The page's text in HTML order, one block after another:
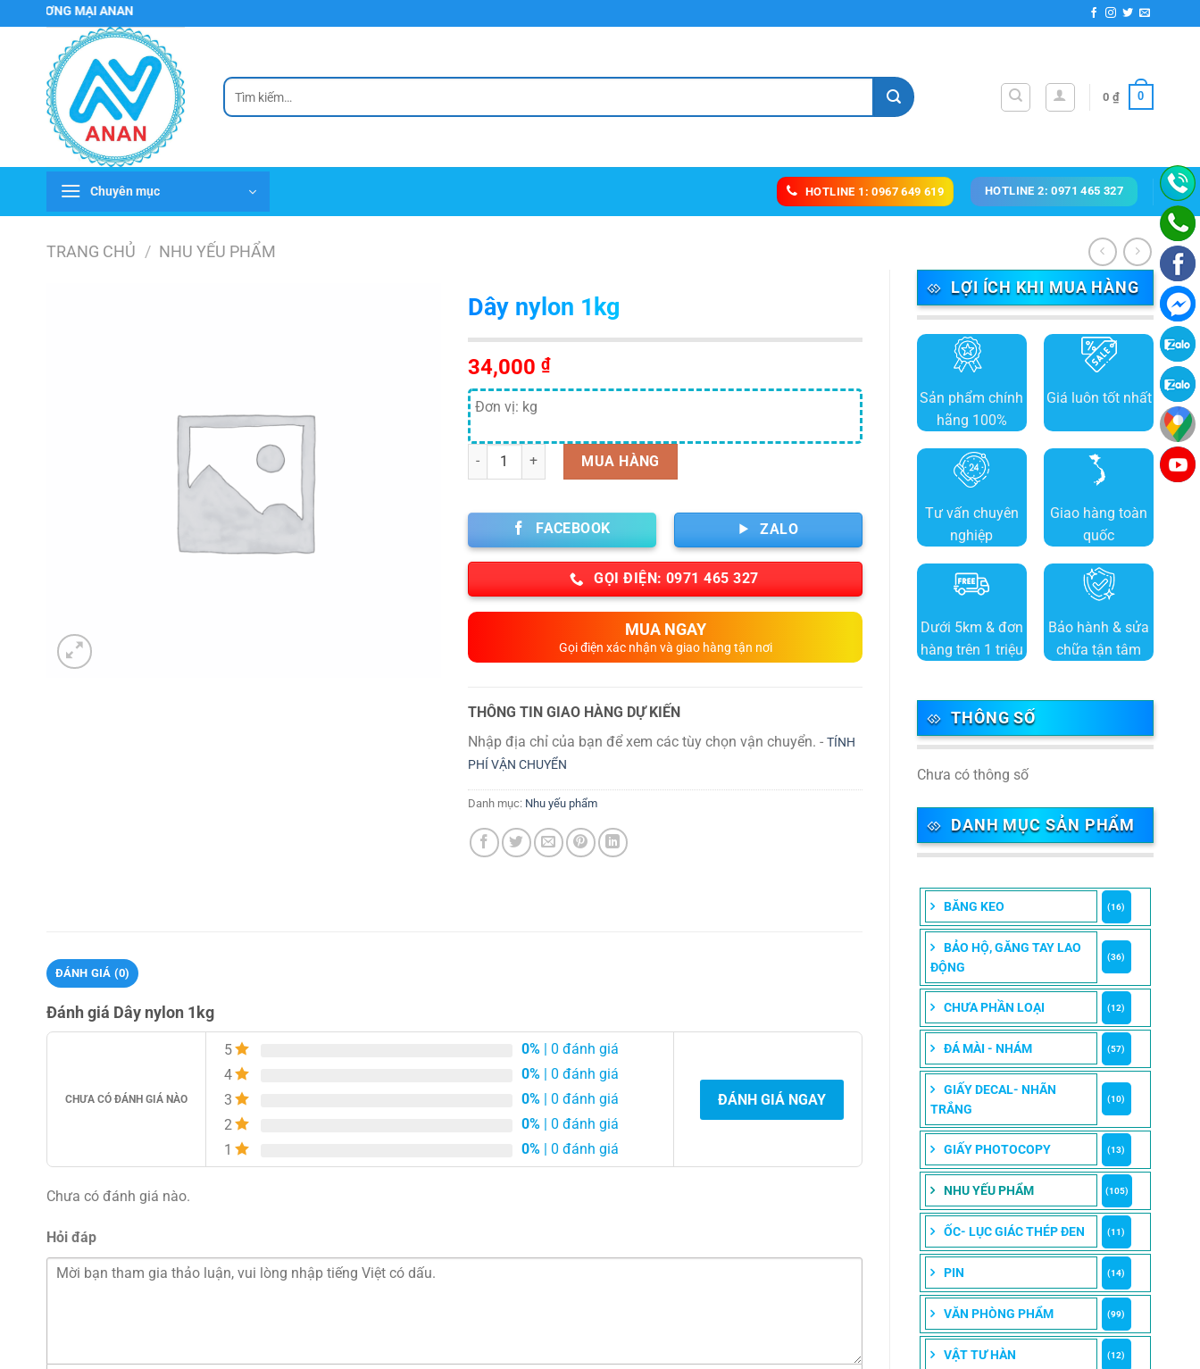
đến
MẠI ANAN
Tìm
kiếm:
0 ₫ 0
Chuyên mục HOTLINE 1: 0967 649 619 HOTLINE 2: 0971 465 327
TRANG CHỦ / NHU YẾU PHẨM
LỢI ÍCH KHI MUA HÀNG
Sản phẩm chính
hãng 100%
Giá luôn tốt nhất
Tư vấn chuyên
nghiệp
Giao hàng toàn
quốc
Dưới 5km & đơn
hàng trên 1 triệu
Bảo hành & sửa
chữa tận tâm
THÔNG SỐ
Chưa có thông số
DANH MỤC SẢN PHẨM
BĂNG KEO (16)
BẢO HỘ, GĂNG TAY LAO
ĐỘNG
(36)
CHƯA PHẦN LOẠI (12)
ĐÁ MÀI - NHÁM (57)
GIẤY DECAL- NHÃN
TRẮNG
(10)
GIẤY PHOTOCOPY (13)
NHU YẾU PHẨM (105)
ỐC- LỤC GIÁC THÉP ĐEN (11)
PIN (14)
VĂN PHÒNG PHẨM (99)
VẬT TƯ HÀN (12)
Dây nylon 1kg
34,000 ₫
Đơn vị: kg
Số lượng MUA HÀNG
FACEBOOK ZALO
GỌI ĐIỆN: 0971 465 327
MUA NGAY
Gọi điện xác nhận và giao hàng tận nơi
THÔNG TIN GIAO HÀNG DỰ KIẾN
Nhập địa chỉ của bạn để xem các tùy chọn vận chuyển. - TÍNH
PHÍ VẬN CHUYỂN
Danh mục: Nhu yếu phẩm
ĐÁNH GIÁ (0)
Đánh giá Dây nylon 1kg
CHƯA CÓ ĐÁNH GIÁ NÀO
5 0% | 0 đánh giá
4
0% | 0 đánh giá
3
0% | 0 đánh giá
2
0% | 0 đánh giá
1
0% | 0 đánh giá
ĐÁNH GIÁ NGAY
Chưa có đánh giá nào.
Hỏi đáp